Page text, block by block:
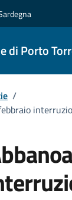
di Porto
/